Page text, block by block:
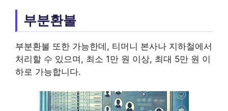
부분환불
부분환불 또한 가능한데, 티머니 본사나 지하철에서
처리할 수 있으며, 최소 1만 원 이상, 최대 5만 원 이
하로 가능합니다.